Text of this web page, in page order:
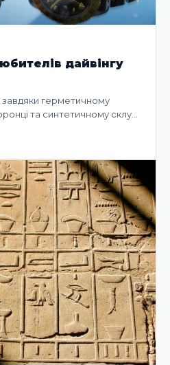
дайвінгу
завдяки герметичному
та синтетичному склу…